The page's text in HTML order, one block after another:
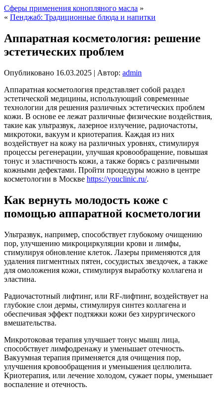
Сферы применения конопляного масла »
« Пенджаб: Традиционные блюда и напитки
Аппаратная косметология: решение
эстетических проблем
Опубликовано 16.03.2025 | Автор: admin
Аппаратная косметология представляет собой раздел
эстетической медицины, использующий современные
технологии для решения различных эстетических проблем
кожи. В основе ее лежат различные физические воздействия,
такие как ультразвук, лазерное излучение, радиочастоты,
микротоки, вакуум и криотерапия. Каждая из них
воздействует на кожу на различных уровнях, стимулируя
процессы регенерации, улучшая кровообращение, повышая
тонус и эластичность кожи, а также борясь с различными
кожными дефектами. Пройти процедуры можно в центре
косметологии в Москве https://youclinic.ru/.
Как вернуть молодость коже с
помощью аппаратной косметологии
Ультразвук, например, способствует глубокому очищению
пор, улучшению микроциркуляции крови и лимфы,
стимулируя обновление клеток. Лазеры применяются для
удаления пигментных пятен, сосудистых звездочек, а также
для омоложения кожи, стимулируя выработку коллагена и
эластина.
Радиочастотный лифтинг, или RF-лифтинг, воздействует на
глубокие слои дермы, стимулируя синтез коллагена и
обеспечивая эффект подтяжки кожи без хирургического
вмешательства.
Микротоковая терапия улучшает тонус мышц лица,
способствует лимфодренажу и уменьшает отечность.
Вакуумная терапия применяется для очищения пор,
улучшения кровообращения и уменьшения целлюлита.
Криотерапия, или лечение холодом, сужает поры, уменьшает
воспаление и отечность.